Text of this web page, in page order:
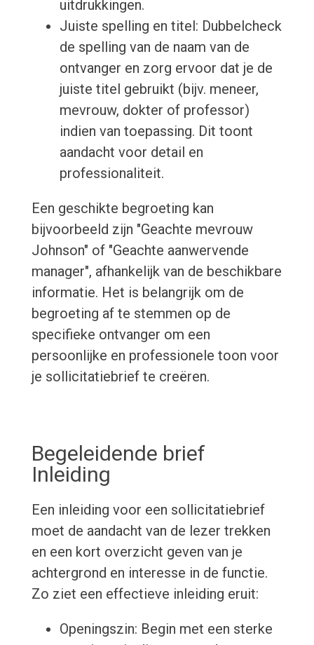
uitdrukkingen.
Juiste spelling en titel: Dubbelcheck
de spelling van de naam van de
ontvanger en zorg ervoor dat je de
juiste titel gebruikt (bijv. meneer,
mevrouw, dokter of professor)
indien van toepassing. Dit toont
aandacht voor detail en
professionaliteit.
Een geschikte begroeting kan
bijvoorbeeld zijn "Geachte mevrouw
Johnson" of "Geachte aanwervende
manager", afhankelijk van de beschikbare
informatie. Het is belangrijk om de
begroeting af te stemmen op de
specifieke ontvanger om een
persoonlijke en professionele toon voor
je sollicitatiebrief te creëren.
Begeleidende brief
Inleiding
Een inleiding voor een sollicitatiebrief
moet de aandacht van de lezer trekken
en een kort overzicht geven van je
achtergrond en interesse in de functie.
Zo ziet een effectieve inleiding eruit:
Openingszin: Begin met een sterke